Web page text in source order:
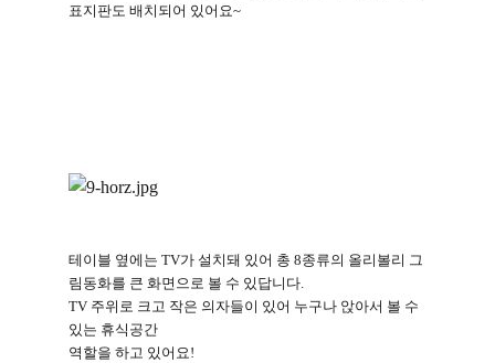
표지판도 배치되어 있어요~
테이블 옆에는 TV가 설치돼 있어 총 8종류의 올리볼리 그
림동화를 큰 화면으로 볼 수 있답니다.
TV 주위로 크고 작은 의자들이 있어 누구나 앉아서 볼 수
있는 휴식공간
역할을 하고 있어요!